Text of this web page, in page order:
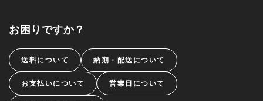
お困りですか？
送料について 納期・配送について
お支払いについて 営業日について